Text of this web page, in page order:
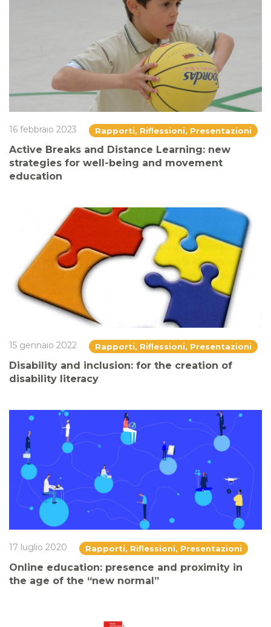
16 febbraio 2023 Rapporti, Riflessioni, Presentazioni
Active Breaks and Distance Learning: new
strategies for well-being and movement
education
15 gennaio 2022 Rapporti, Riflessioni, Presentazioni
Disability and inclusion: for the creation of
disability literacy
17 luglio 2020 Rapporti, Riflessioni, Presentazioni
Online education: presence and proximity in
the age of the “new normal”